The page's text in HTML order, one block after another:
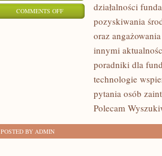
COMMENTS OFFON
POMAGAĆ?
działalności
pozyskiwania
oraz
innymi
poradniki dla
technologie
pytania osób
Polecam
POSTED BY ADMIN